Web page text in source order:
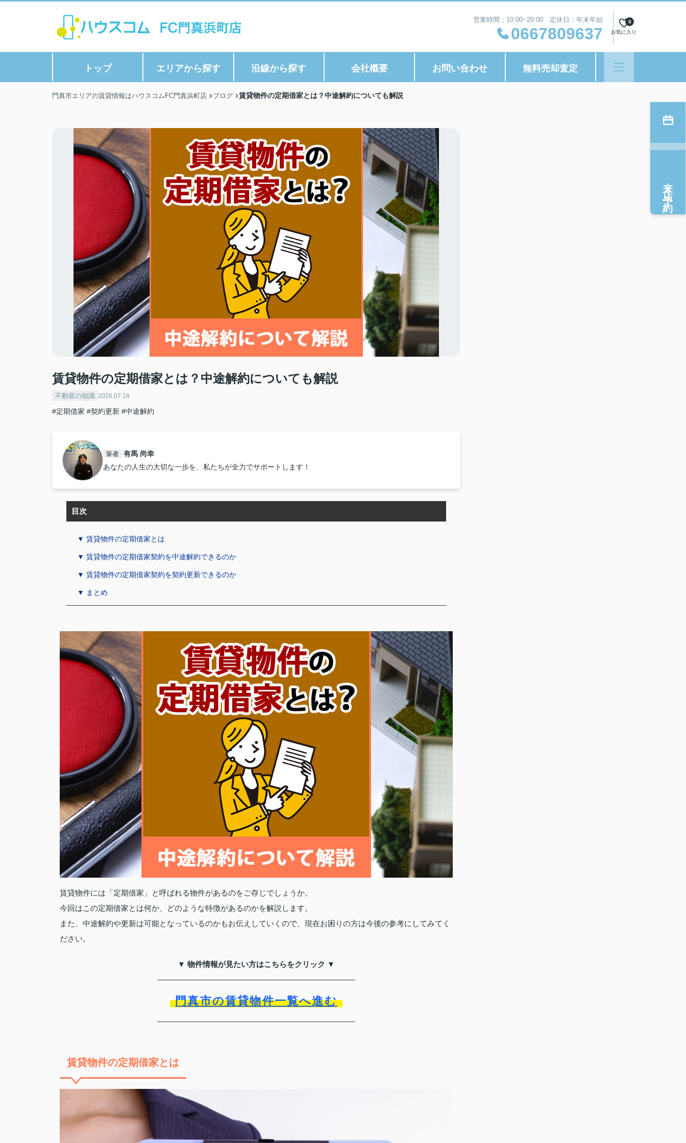
営業時間：10:00~20:00 定休日：年末年始
0667809637 お気に入り
0
トップ エリアから探す 沿線から探す 会社概要 お問い合わせ 無料売却査定
門真市エリアの賃貸情報はハウスコムFC門真浜町店 ブログ 賃貸物件の定期借家とは？中途解約についても解説
賃貸物件の定期借家とは？中途解約についても解説
不動産の知識 2026.07.18
#定期借家 #契約更新 #中途解約
筆者 有馬 尚幸
あなたの人生の大切な一歩を、私たちが全力でサポートします！
目次
▼ 賃貸物件の定期借家とは
▼ 賃貸物件の定期借家契約を中途解約できるのか
▼ 賃貸物件の定期借家契約を契約更新できるのか
▼ まとめ
賃貸物件には「定期借家」と呼ばれる物件があるのをご存じでしょうか。
今回はこの定期借家とは何か、どのような特徴があるのかを解説します。
また、中途解約や更新は可能となっているのかもお伝えしていくので、現在お困りの方は今後の参考にしてみてく
ださい。
▼ 物件情報が見たい方はこちらをクリック ▼
門真市の賃貸物件一覧へ進む
賃貸物件の定期借家とは
来店予約